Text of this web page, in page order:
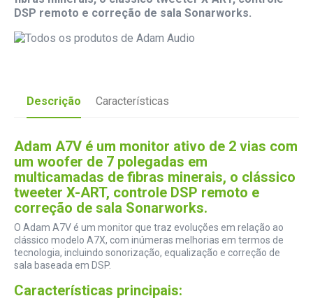
DSP remoto e correção de sala Sonarworks.
Descrição Características
Adam A7V é um monitor ativo de 2 vias com
um woofer de 7 polegadas em
multicamadas de fibras minerais, o clássico
tweeter X-ART, controle DSP remoto e
correção de sala Sonarworks.
O Adam A7V é um monitor que traz evoluções em relação ao
clássico modelo A7X, com inúmeras melhorias em termos de
tecnologia, incluindo sonorização, equalização e correção de
sala baseada em DSP.
Características principais: